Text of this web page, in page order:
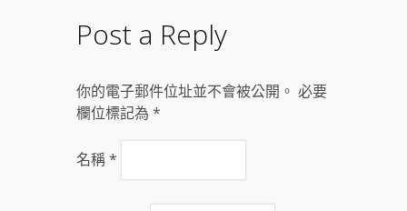
Post a Reply
你的電子郵件位址並不會被公開。 必要
欄位標記為 *
名稱*